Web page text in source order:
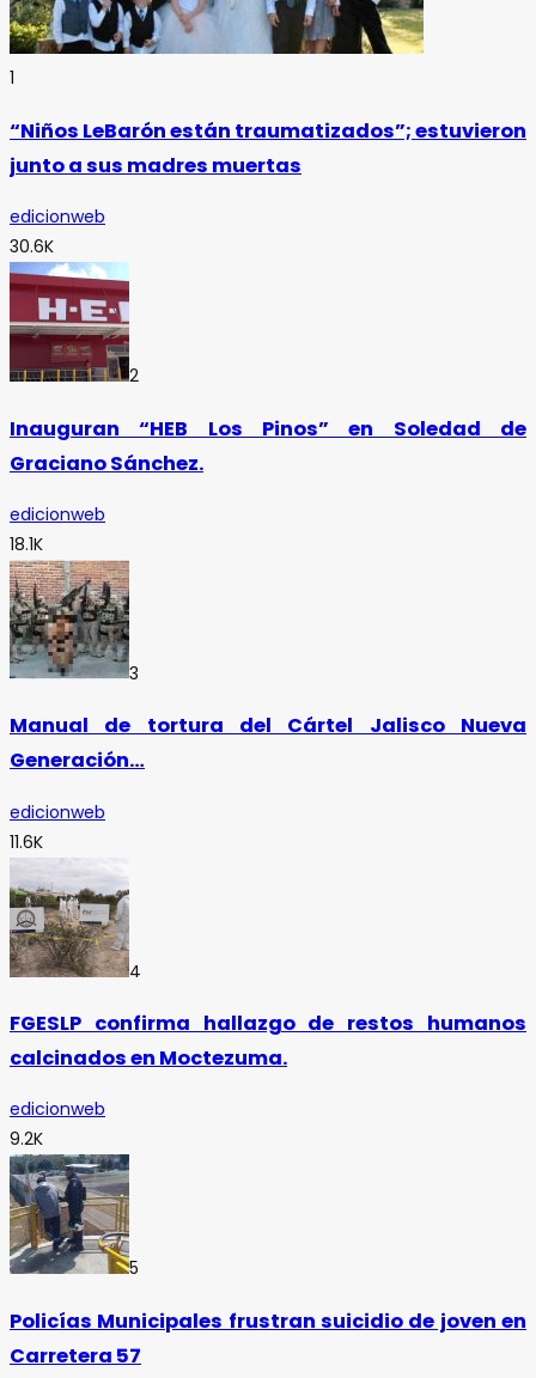
1
“Niños LeBarón están traumatizados”; estuvieron
junto a sus madres muertas
edicionweb
30.6K
2
Inauguran “HEB Los Pinos” en Soledad de
Graciano Sánchez.
edicionweb
18.1K
3
Manual de tortura del Cártel Jalisco Nueva
Generación…
edicionweb
11.6K
4
FGESLP confirma hallazgo de restos humanos
calcinados en Moctezuma.
edicionweb
9.2K
5
Policías Municipales frustran suicidio de joven en
Carretera 57